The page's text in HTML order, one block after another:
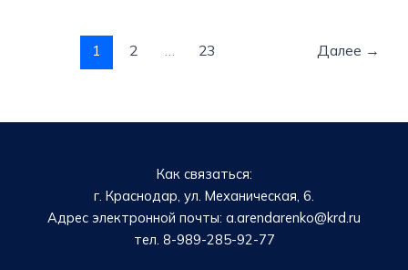
1 2 … 23 Далее →
Как связаться:
г. Краснодар, ул. Механическая, 6.
Адрес электронной почты: a.arendarenko@krd.ru
тел. 8-989-285-92-77